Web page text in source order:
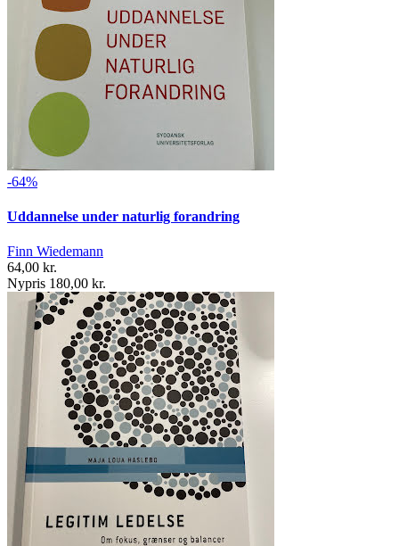
-64%
Uddannelse under naturlig forandring
Finn Wiedemann
64,00 kr.
Nypris 180,00 kr.